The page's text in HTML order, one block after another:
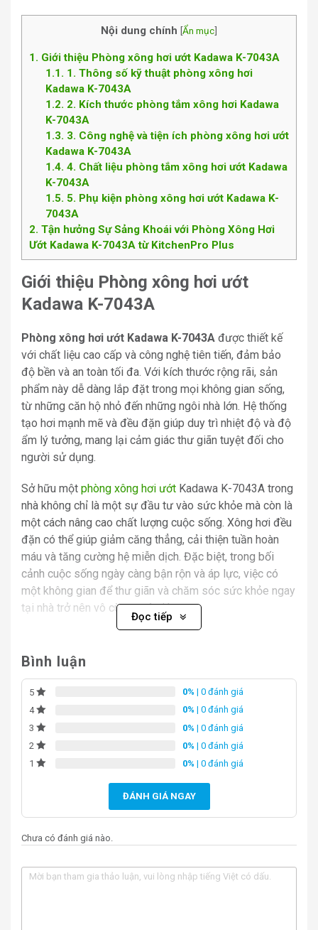
Nội dung chính [Ẩn mục]
1
Giới thiệu Phòng xông hơi ướt Kadawa K-7043A
1.1
1. Thông số kỹ thuật phòng xông hơi
Kadawa K-7043A
1.2 2. Kích thước phòng tắm xông hơi Kadawa
K-7043A
1.3 3. Công nghệ và tiện ích phòng xông hơi ướt
Kadawa K-7043A
1.4 4. Chất liệu phòng tắm xông hơi ướt Kadawa
K-7043A
1.5 5. Phụ kiện phòng xông hơi ướt Kadawa K-
7043A
2 Tận hưởng Sự Sảng Khoái với Phòng Xông Hơi
Ướt Kadawa K-7043A từ KitchenPro Plus
Giới thiệu Phòng xông hơi ướt
Kadawa K-7043A
Phòng xông hơi ướt Kadawa K-7043A được thiết kế
với chất liệu cao cấp và công nghệ tiên tiến, đảm bảo
độ bền và an toàn tối đa. Với kích thước rộng rãi, sản
phẩm này dễ dàng lắp đặt trong mọi không gian sống,
từ những căn hộ nhỏ đến những ngôi nhà lớn. Hệ thống
tạo hơi mạnh mẽ và đều đặn giúp duy trì nhiệt độ và độ
ẩm lý tưởng, mang lại cảm giác thư giãn tuyệt đối cho
người sử dụng.
Sở hữu một phòng xông hơi ướt Kadawa K-7043A trong
nhà không chỉ là một sự đầu tư vào sức khỏe mà còn là
một cách nâng cao chất lượng cuộc sống. Xông hơi đều
đặn có thể giúp giảm căng thẳng, cải thiện tuần hoàn
máu và tăng cường hệ miễn dịch. Đặc biệt, trong bối
cảnh cuộc sống ngày càng bận rộn và áp lực, việc có
một không gian để thư giãn và chăm sóc sức khỏe ngay
tại nhà trở nên vô cùng quý giá.
tắm xông hơi ướt Kadawa K-7043Anổi bật với khả
Đọc tiếp
Bình luận
5 0% | 0 đánh giá
4
0% | 0 đánh giá
3
0% | 0 đánh giá
2
0% | 0 đánh giá
1
0% | 0 đánh giá
ĐÁNH GIÁ NGAY
Chưa có đánh giá nào.